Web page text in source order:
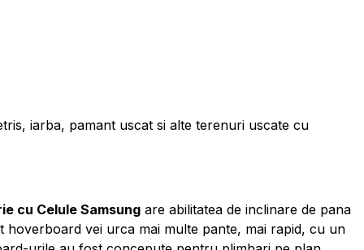
iarba, pamant uscat si alte terenuri uscate cu
cu Celule Samsung are abilitatea de inclinare de pana
vei urca mai multe pante, mai rapid, cu un